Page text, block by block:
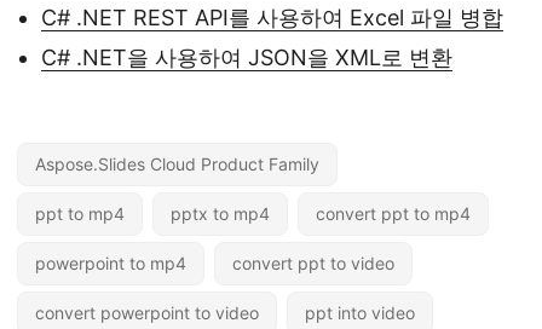
C# .NET REST API를 사용하여 Excel 파일 병합
C# .NET을 사용하여 JSON을 XML로 변환
Aspose.Slides Cloud Product Family
ppt to mp4 pptx to mp4 convert ppt to mp4
powerpoint to mp4 convert ppt to video
convert powerpoint to video ppt into video